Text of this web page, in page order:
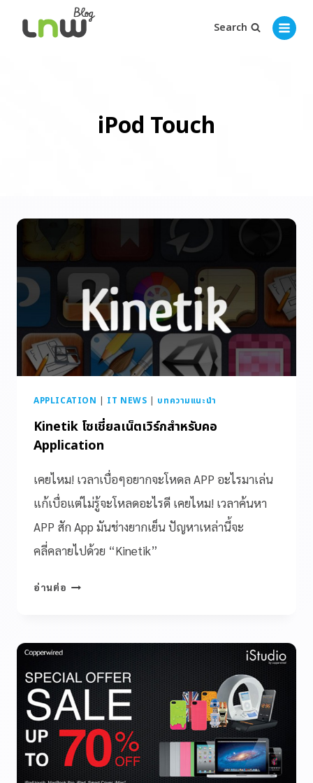
Search
iPod Touch
APPLICATION | IT NEWS | บทความแนะนำ
Kinetik โซเชี่ยลเน็ตเวิร์กสำหรับคอ
Application
เคยไหม! เวลาเบื่อๆอยากจะโหดล APP อะไรมาเล่น
แก้เบื่อแต่ไม่รู้จะโหลดอะไรดี เคยไหม! เวลาค้นหา
APP สัก App มันช่างยากเย็น ปัญหาเหล่านี้จะ
คลี่คลายไปด้วย “Kinetik”
อ่านต่อ